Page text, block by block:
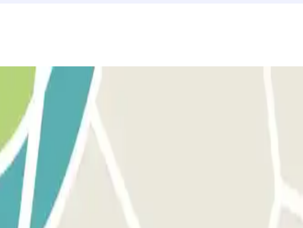
à l'aéroport. Le numéro de téléphone du parking sera fourni une fois la réservation effectuée.
de rencontre.